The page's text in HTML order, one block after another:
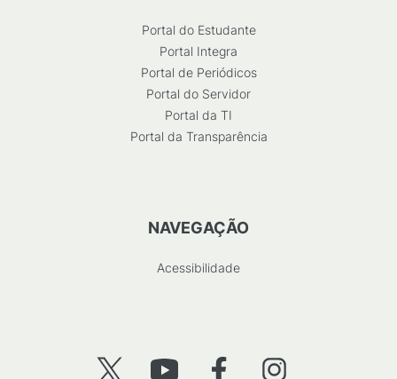
Portal do Estudante
Portal Integra
Portal de Periódicos
Portal do Servidor
Portal da TI
Portal da Transparência
NAVEGAÇÃO
Acessibilidade